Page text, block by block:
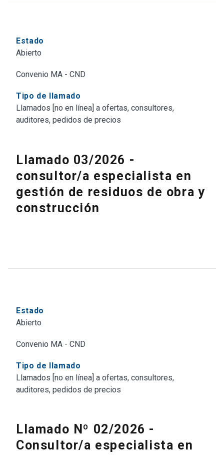
Estado
Abierto
Convenio MA - CND
Tipo de llamado
Llamados [no en línea] a ofertas, consultores,
auditores, pedidos de precios
Llamado 03/2026 -
consultor/a especialista en
gestión de residuos de obra y
construcción
Estado
Abierto
Convenio MA - CND
Tipo de llamado
Llamados [no en línea] a ofertas, consultores,
auditores, pedidos de precios
Llamado Nº 02/2026 -
Consultor/a especialista en